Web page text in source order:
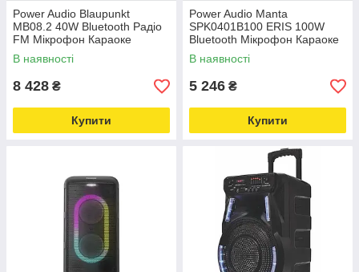
Power Audio Blaupunkt
MB08.2 40W Bluetooth Радіо
FM Мікрофон Караоке
Чорний
В наявності
8 428 ₴
Купити
Power Audio Manta
SPK0401B100 ERIS 100W
Bluetooth Мікрофон Караоке
Чорний
В наявності
5 246 ₴
Купити